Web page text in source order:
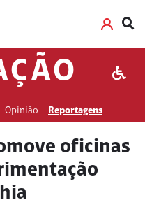
Opinião Reportagens
oficinas